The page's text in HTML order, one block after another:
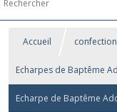
Accueil
Echarpes de Baptême
Echarpe de Baptême